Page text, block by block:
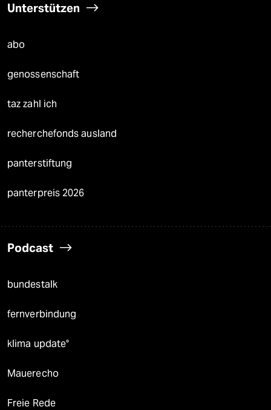
Unterstützen
abo
genossenschaft
taz zahl ich
recherchefonds ausland
panterstiftung
panterpreis 2026
Podcast
bundestalk
fernverbindung
klima update°
Mauerecho
Freie Rede